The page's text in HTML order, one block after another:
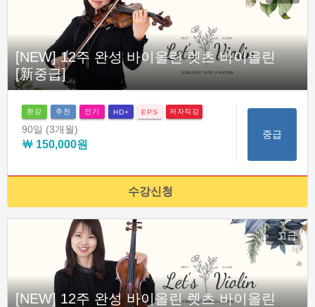
[NEW] 12주 완성 바이올린 렛츠 바이올린
[新중급]
완강 추천 인기 HD+ EPS 저자직강
90일 (3개월)
￦ 150,000원
중급
수강신청
고급
[NEW] 12주 완성 바이올린 렛츠 바이올린